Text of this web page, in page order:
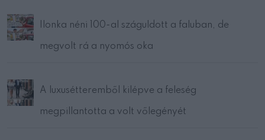
Ilonka néni 100-al száguldott a faluban, de
megvolt rá a nyomós oka
A luxusétteremből kilépve a feleség
megpillantotta a volt vőlegényét